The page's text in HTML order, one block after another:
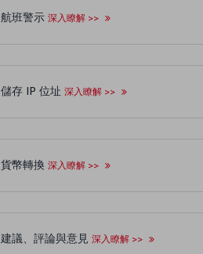
航班警示 深入瞭解 >>
儲存 IP 位址 深入瞭解 >>
貨幣轉換 深入瞭解 >>
建議、評論與意見 深入瞭解 >>